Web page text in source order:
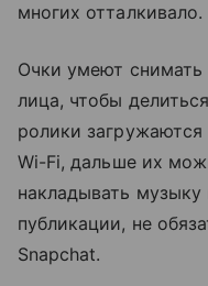
многих отталкивало.
Очки умеют снимать
лица, чтобы
ролики загружаются
Wi-Fi, дальше их
накладывать музыку
публикации, не
Snapchat.